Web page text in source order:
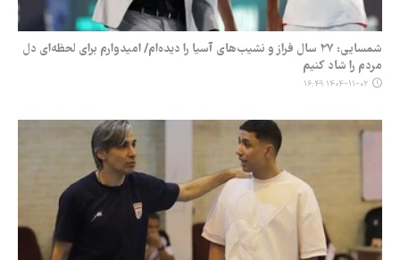
شمسایی: ۲۷ سال فراز و نشیب‌های آسیا را دیده‌ام/ امیدوارم برای لحظه‌ای دل
مردم را شاد کنیم
۱۴۰۴-۱۱-۰۲ ۱۶:۴۹